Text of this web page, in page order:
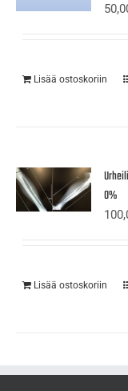
Lisää ostoskoriin
0%
Lisää ostoskoriin